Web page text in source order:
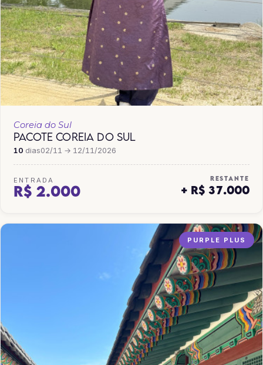
Coreia do Sul
PACOTE COREIA DO SUL
10 dias02/11 → 12/11/2026
ENTRADA
R$ 2.000
RESTANTE
+ R$ 37.000
PURPLE PLUS